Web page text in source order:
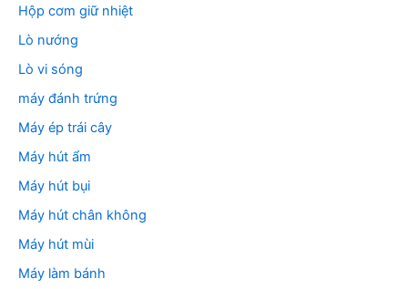
Hộp cơm giữ nhiệt
Lò nướng
Lò vi sóng
máy đánh trứng
Máy ép trái cây
Máy hút ẩm
Máy hút bụi
Máy hút chân không
Máy hút mùi
Máy làm bánh